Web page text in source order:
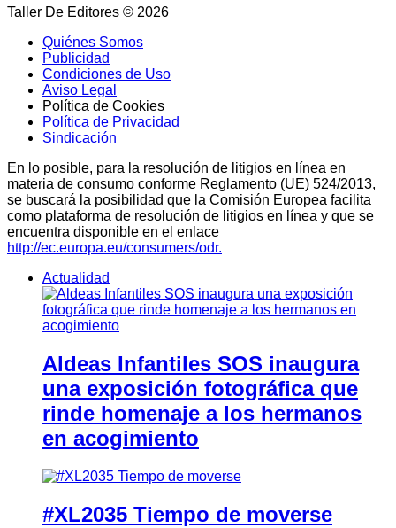
Taller De Editores © 2026
Quiénes Somos
Publicidad
Condiciones de Uso
Aviso Legal
Política de Cookies
Política de Privacidad
Sindicación
En lo posible, para la resolución de litigios en línea en
materia de consumo conforme Reglamento (UE) 524/2013,
se buscará la posibilidad que la Comisión Europea facilita
como plataforma de resolución de litigios en línea y que se
encuentra disponible en el enlace
http://ec.europa.eu/consumers/odr.
Actualidad
Aldeas Infantiles SOS inaugura
una exposición fotográfica que
rinde homenaje a los hermanos
en acogimiento
#XL2035 Tiempo de moverse